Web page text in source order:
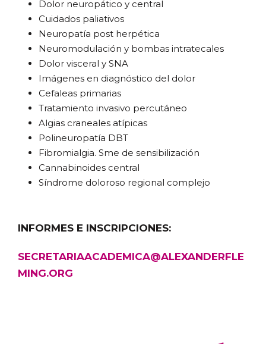
Dolor neuropático y central
Cuidados paliativos
Neuropatía post herpética
Neuromodulación y bombas intratecales
Dolor visceral y SNA
Imágenes en diagnóstico del dolor
Cefaleas primarias
Tratamiento invasivo percutáneo
Algias craneales atípicas
Polineuropatía DBT
Fibromialgia. Sme de sensibilización
Cannabinoides central
Síndrome doloroso regional complejo
INFORMES E INSCRIPCIONES:
SECRETARIAACADEMICA@ALEXANDERFLE
MING.ORG